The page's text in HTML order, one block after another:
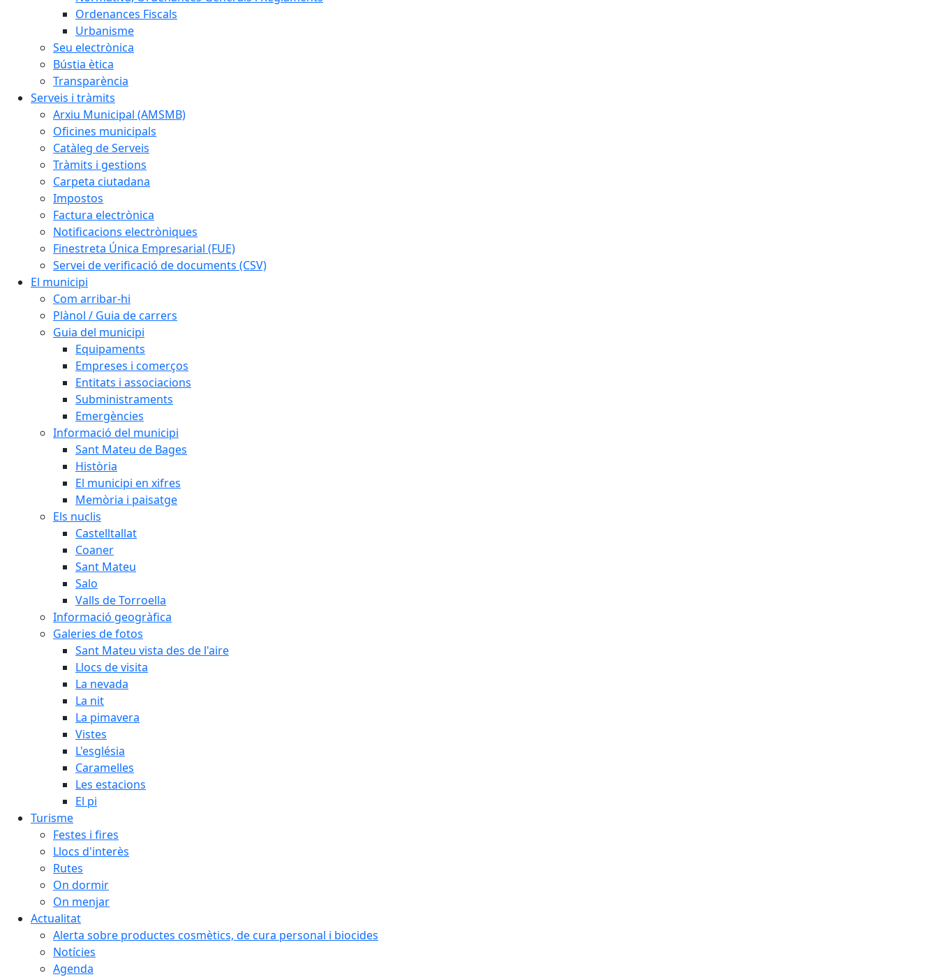
Ordenances Fiscals
Urbanisme
Seu electrònica
Bústia ètica
Transparència
Serveis i tràmits
Arxiu Municipal (AMSMB)
Oficines municipals
Catàleg de Serveis
Tràmits i gestions
Carpeta ciutadana
Impostos
Factura electrònica
Notificacions electròniques
Finestreta Única Empresarial (FUE)
Servei de verificació de documents (CSV)
El municipi
Com arribar-hi
Plànol / Guia de carrers
Guia del municipi
Equipaments
Empreses i comerços
Entitats i associacions
Subministraments
Emergències
Informació del municipi
Sant Mateu de Bages
Història
El municipi en xifres
Memòria i paisatge
Els nuclis
Castelltallat
Coaner
Sant Mateu
Salo
Valls de Torroella
Informació geogràfica
Galeries de fotos
Sant Mateu vista des de l'aire
Llocs de visita
La nevada
La nit
La pimavera
Vistes
L'església
Caramelles
Les estacions
El pi
Turisme
Festes i fires
Llocs d'interès
Rutes
On dormir
On menjar
Actualitat
Alerta sobre productes cosmètics, de cura personal i biocides
Notícies
Agenda